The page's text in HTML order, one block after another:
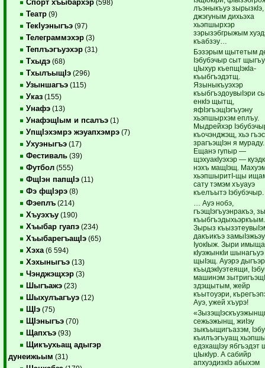
Спорт хъыбархэр (598)
Театр (9)
ТекIуэныгъэ (97)
Телеграммэхэр (3)
Теплъэгъуэхэр (31)
Тхыдэ (68)
ТхылъыщIэ (296)
Узыншагъэ (115)
Указ (155)
Унафэ (13)
УнафэщIым и псалъэ (1)
УпщIэхэмрэ жэуапхэмрэ (7)
Ухуэныгъэ (17)
Фестиваль (39)
Футбол (555)
ФщIэн папщIэ (11)
Фэ фщIэрэ (8)
Фэеплъ (214)
Хъуэхъу (190)
Хъыбар гуапэ (234)
ХъыбарегъащIэ (65)
Хэха (6 594)
Хэхыныгъэ (13)
Чэнджэщхэр (3)
Шыгъажэ (23)
Шыхулъагъуэ (12)
ЩIэ (75)
ЩIэныгъэ (70)
Щапхъэ (93)
Щикъухьащ адыгэр
дунеижьым (31)
лъэныкъуэ зырызкIэ,
джэгуным дихьэха
хьэпшырхэр
зэрызэбгрыжым
къабзэу…
Бэзэрым щытетым
Iэбубэчыр сыт
цIыхур
къыбгъэдэтщ.
Языныкъуэхэр
къыбгъэдоувыIэри
енкIэ щытщ,
яфIэгъэщIэгъуэну
хьэпшырхэм еплъу.
Мыдрейхэр
къочэнджэщ, хьэ
зрагъэщIэн я мураду.
Ещанэ гупыр —
щэхуакIуэхэр —
нэхъ мащIэщ.
хьэпшыритI-щы
сату тэмэм хъуауэ
къелъытэ Iэбубэчыр.
… Ауэ нобэ,
гъэщIэгъуэнракъэ,
къыбгъэдыхьэркъым.
Зырыз
дакъикъэ замыIэжьэу
IуокIыж. Зыри
кIуэжынкIи шынагъуэ
щыIэщ. Ауэрэ
къыдэкIуэтеящи,
машинэм
здэщытым, жейр
къытоуэри,
Ауэ, ужей хъурэ!
сежьэжынщ, жиIэу
зыкъыщигъазэм,
къилъэгъуащ
едэхащIэу ябгъэдэт
цIыкIур. А сабийр
апхуэдизкIэ абыхэм